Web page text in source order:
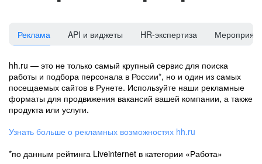
Реклама API и виджеты HR-экспертиза
hh.ru — это не только самый крупный сервис для поиска
работы и подбора персонала в России*, но и один из самых
посещаемых сайтов в Рунете. Используйте наши рекламные
форматы для продвижения вакансий вашей компании, а также
продукта или услуги.
Узнать больше о рекламных возможностях hh.ru
*по данным рейтинга Liveinternet в категории «Работа»